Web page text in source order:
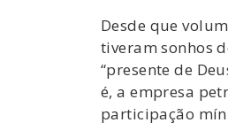
Desde que
tiveram sonhos
“presente de
é, a empresa
participação